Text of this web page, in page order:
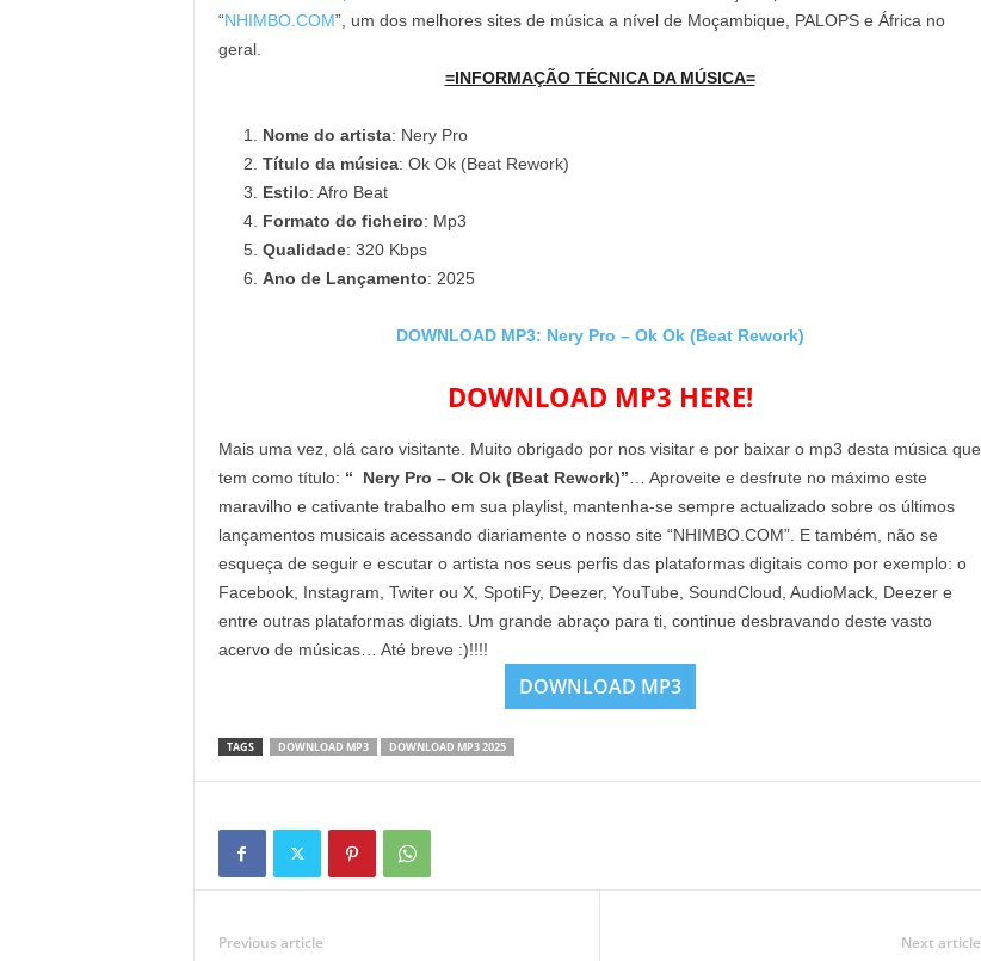
“NHIMBO.COM”, um dos melhores sites de música a nível de Moçambique, PALOPS e África no
geral.
=INFORMAÇÃO TÉCNICA DA MÚSICA=
Nome do artista: Nery Pro
Título da música: Ok Ok (Beat Rework)
Estilo: Afro Beat
Formato do ficheiro: Mp3
Qualidade: 320 Kbps
Ano de Lançamento: 2025
DOWNLOAD MP3: Nery Pro – Ok Ok (Beat Rework)
DOWNLOAD MP3 HERE!
Mais uma vez, olá caro visitante. Muito obrigado por nos visitar e por baixar o mp3 desta música que
tem como título: “ Nery Pro – Ok Ok (Beat Rework)” … Aproveite e desfrute no máximo este
maravilho e cativante trabalho em sua playlist, mantenha-se sempre actualizado sobre os últimos
lançamentos musicais acessando diariamente o nosso site “NHIMBO.COM”. E também, não se
esqueça de seguir e escutar o artista nos seus perfis das plataformas digitais como por exemplo: o
Facebook, Instagram, Twiter ou X, SpotiFy, Deezer, YouTube, SoundCloud, AudioMack, Deezer e
entre outras plataformas digiats. Um grande abraço para ti, continue desbravando deste vasto
acervo de músicas… Até breve :)!!!!
DOWNLOAD MP3
TAGS DOWNLOAD MP3 DOWNLOAD MP3 2025
Previous article Next article